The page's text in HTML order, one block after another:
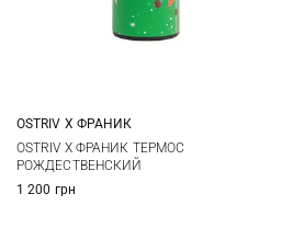
One Size
OSTRIV Х ФРАНИК
OSTRIV Х ФРАНИК ТЕРМОС
РОЖДЕСТВЕНСКИЙ
1 200 грн